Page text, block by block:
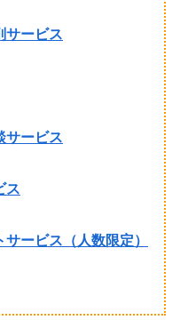
サービス
サービス
ス
ービス（人数限定）